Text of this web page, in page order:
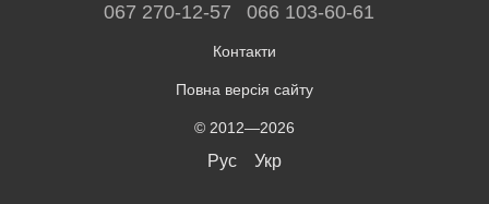
067 270-12-57 066 103-60-61
Контакти
Повна версія сайту
© 2012—2026
Рус Укр